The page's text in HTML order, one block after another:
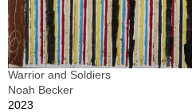
Warrior and Soldiers
Noah Becker
2023